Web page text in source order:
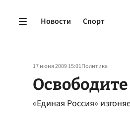
Новости Спорт
17 июня 2009 15:01Политика
«Единая Россия»